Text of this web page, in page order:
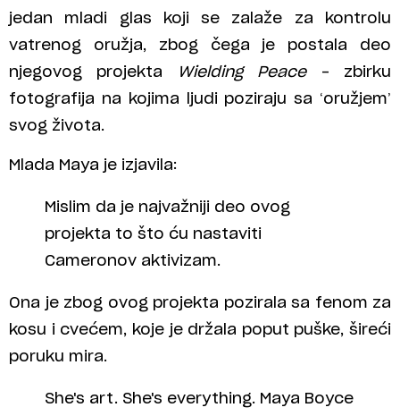
jedan mladi glas koji se zalaže za kontrolu
vatrenog oružja, zbog čega je postala deo
njegovog projekta
Wielding Peace– zbirku
fotografija na kojima ljudi poziraju sa ‘oružjem’
svog života.
Mlada Maya je izjavila:
Mislim da je najvažniji deo ovog
projekta to što ću nastaviti
Cameronov aktivizam.
Ona je zbog ovog projekta pozirala sa fenom za
kosu i cvećem, koje je držala poput puške, šireći
poruku mira.
She's art. She's everything. Maya Boyce